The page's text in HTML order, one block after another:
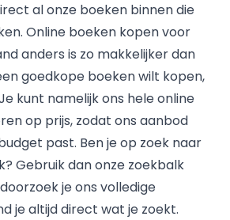
al onze boeken binnen die
Online boeken kopen voor
anders is zo makkelijker dan
goedkope boeken wilt kopen,
kunt namelijk ons hele online
op prijs, zodat ons aanbod
past. Ben je op zoek naar
Gebruik dan onze zoekbalk
je ons volledige
je altijd direct wat je zoekt.